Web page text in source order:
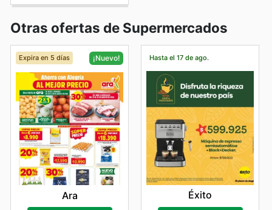
Otras ofertas de Supermercados
Expira en 5 días ¡Nuevo!
Ara
Hasta el 17 de ago.
Éxito